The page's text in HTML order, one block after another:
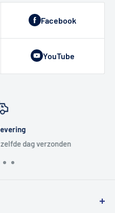
Facebook
YouTube
dag verzonden